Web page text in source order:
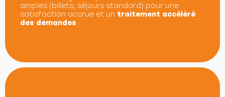
simples (billets, séjours standard) pour une
satisfaction accrue et un traitement accéléré
des demandes.